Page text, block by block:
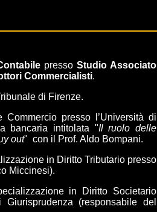
pressoStudio Associato
Commercialisti.
di Firenze.
presso l’Università di
bancaria intitolata "Il ruolo delle
out" con il Prof. Aldo Bompani.
in Diritto Tributario presso
Miccinesi).
in Diritto Societario
(responsabile del